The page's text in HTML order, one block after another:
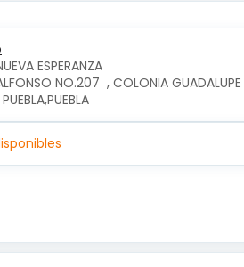
ESPERANZA
NO.207  , COLONIA